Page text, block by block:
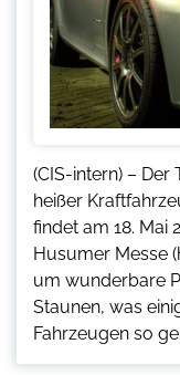
(CIS-intern) – Der
heißer
findet am 18. Mai
Husumer Messe
um wunderbare
Staunen, was
Fahrzeugen so